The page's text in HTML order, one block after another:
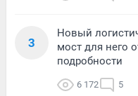
3
Новый
мост для него
подробности
6 172 5